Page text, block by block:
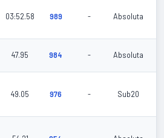
03:52.58 989 - Absoluta
47.95 984 - Absoluta
49.05 976 - Sub20